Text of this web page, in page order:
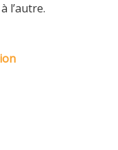
l’autre.